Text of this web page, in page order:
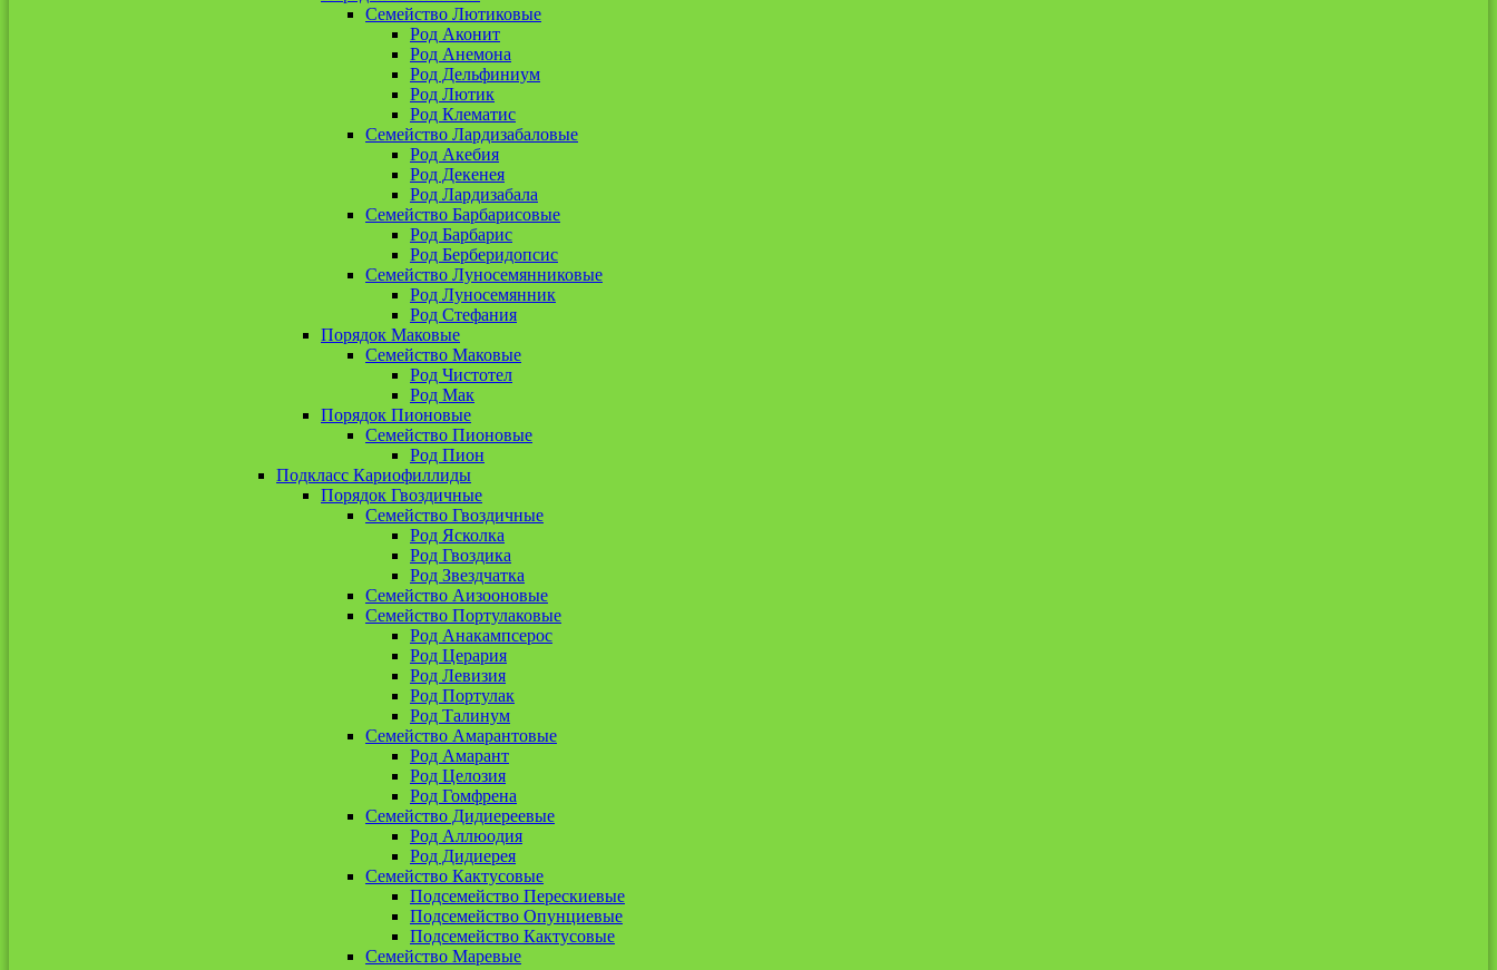
Семейство Лютиковые
Род Аконит
Род Анемона
Род Дельфиниум
Род Лютик
Род Клематис
Семейство Лардизабаловые
Род Акебия
Род Декенея
Род Лардизабала
Семейство Барбарисовые
Род Барбарис
Род Берберидопсис
Семейство Луносемянниковые
Род Луносемянник
Род Стефания
Порядок Маковые
Семейство Маковые
Род Чистотел
Род Мак
Порядок Пионовые
Семейство Пионовые
Род Пион
Подкласс Кариофиллиды
Порядок Гвоздичные
Семейство Гвоздичные
Род Ясколка
Род Гвоздика
Род Звездчатка
Семейство Аизооновые
Семейство Портулаковые
Род Анакампсерос
Род Церария
Род Левизия
Род Портулак
Род Талинум
Семейство Амарантовые
Род Амарант
Род Целозия
Род Гомфрена
Семейство Дидиереевые
Род Аллюодия
Род Дидиерея
Семейство Кактусовые
Подсемейство Перескиевые
Подсемейство Опунциевые
Подсемейство Кактусовые
Семейство Маревые